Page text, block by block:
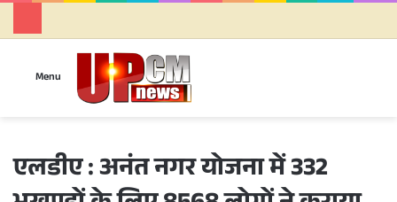
Menu
एलडीए : अनंत नगर योजना में 332